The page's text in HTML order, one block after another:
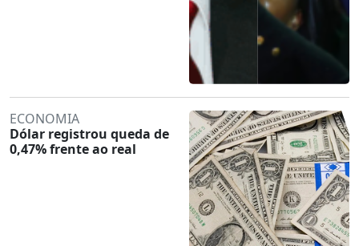
ECONOMIA
Dólar registrou queda de
0,47% frente ao real